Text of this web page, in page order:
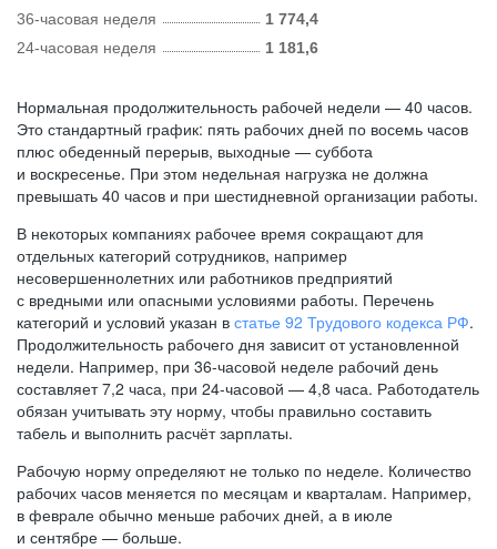
36-часовая неделя
1 774,4
24-часовая неделя
1 181,6
Нормальная продолжительность рабочей недели — 40 часов.
Это стандартный график: пять рабочих дней по восемь часов
плюс обеденный перерыв, выходные — суббота
и воскресенье. При этом недельная нагрузка не должна
превышать 40 часов и при шестидневной организации работы.
В некоторых компаниях рабочее время сокращают для
отдельных категорий сотрудников, например
несовершеннолетних или работников предприятий
с вредными или опасными условиями работы. Перечень
категорий и условий указан в статье 92 Трудового кодекса РФ.
Продолжительность рабочего дня зависит от установленной
недели. Например, при 36-часовой неделе рабочий день
составляет 7,2 часа, при 24-часовой — 4,8 часа. Работодатель
обязан учитывать эту норму, чтобы правильно составить
табель и выполнить расчёт зарплаты.
Рабочую норму определяют не только по неделе. Количество
рабочих часов меняется по месяцам и кварталам. Например,
в феврале обычно меньше рабочих дней, а в июле
и сентябре — больше.